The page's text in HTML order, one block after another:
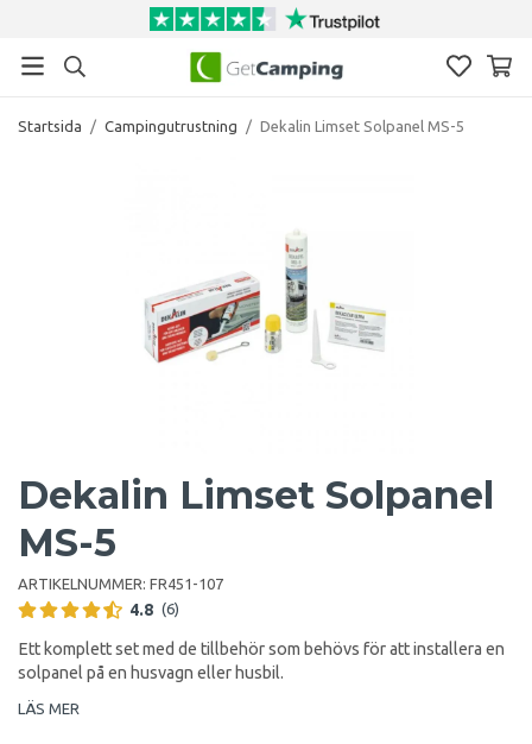
Startsida / Campingutrustning / Dekalin Limset Solpanel MS-5
Dekalin Limset Solpanel
MS-5
ARTIKELNUMMER: FR451-107
4.8 (6)
Ett komplett set med de tillbehör som behövs för att installera en
solpanel på en husvagn eller husbil.
LÄS MER